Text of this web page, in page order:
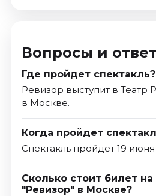
Вопросы и
Где пройдет спектакль?
Ревизор выступит в Театр
в Москве.
Когда пройдет
Спектакль пройдет 19 июня
Сколько стоит билет на
"Ревизор" в Москве?